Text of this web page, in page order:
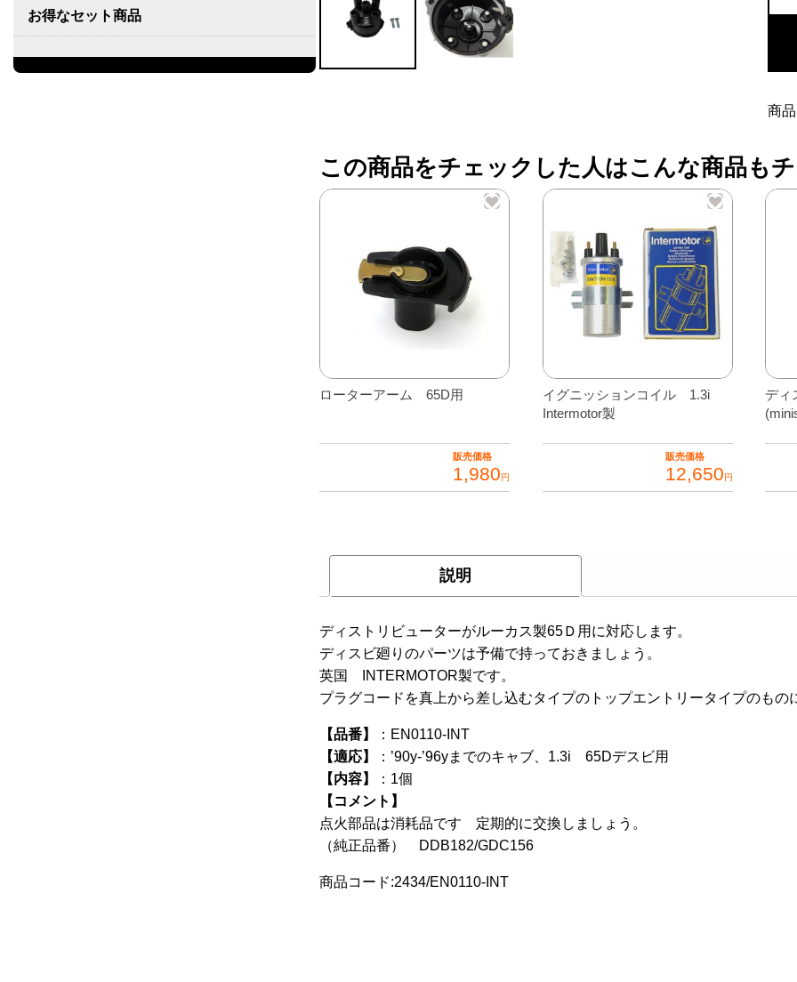
お得なセット商品
チームマルヤマ
ッ
製)
商
この商品をチェックした人はこんな商品も
ローターアーム 65D用
販売価格
1,980円
イグニッションコイル 1.3i
Intermotor製
販売価格
12,650円
ディ
説明
ディストリビューターがルーカス製65Ｄ用に対応します。
ディスビ廻りのパーツは予備で持っておきましょう。
英国 INTERMOTOR製です。
プラグコードを真上から差し込むタイプのトップエントリータイプのもの
【品番】
：EN0110-INT
【適応】
：’90y-’96yまでのキャブ、1.3i 65Dデスビ用
【内容】
：1個
【コメント】
点火部品は消耗品です 定期的に交換しましょう。
（純正品番） DDB182/GDC156
商品コード:2434/EN0110-INT